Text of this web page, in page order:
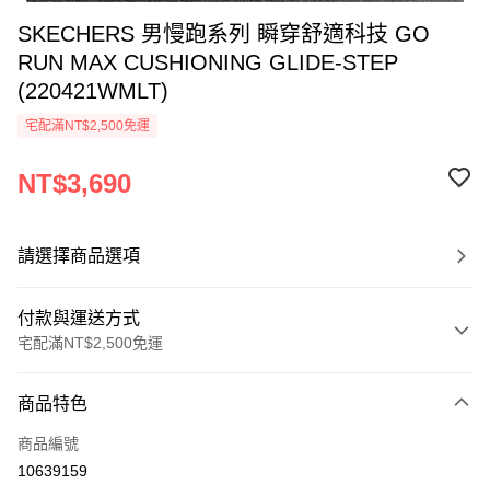
SKECHERS 男慢跑系列 瞬穿舒適科技 GO
RUN MAX CUSHIONING GLIDE-STEP
(220421WMLT)
宅配滿NT$2,500免運
NT$3,690
請選擇商品選項
付款與運送方式
宅配滿NT$2,500免運
信用卡一次付款
LINE Pay
商品特色
商品編號
10639159